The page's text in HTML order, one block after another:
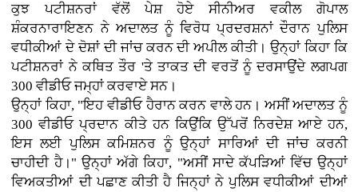
ਕੁਝ ਪਟੀਸ਼ਨਰਾਂ ਵੱਲੋਂ ਪੇਸ਼ ਹੋਏ ਸੀਨੀਅਰ ਵਕੀਲ ਗੋਪਾਲ
ਸ਼ੰਕਰਨਾਰਾਇਣਨ ਨੇ ਅਦਾਲਤ ਨੂੰ ਵਿਰੋਧ ਪ੍ਰਦਰਸ਼ਨਾਂ ਦੌਰਾਨ ਪੁਲਿਸ
ਵਧੀਕੀਆਂ ਦੇ ਦੋਸ਼ਾਂ ਦੀ ਜਾਂਚ ਕਰਨ ਦੀ ਅਪੀਲ ਕੀਤੀ। ਉਨ੍ਹਾਂ ਕਿਹਾ ਕਿ
ਪਟੀਸ਼ਨਰਾਂ ਨੇ ਕਥਿਤ ਤੌਰ 'ਤੇ ਤਾਕਤ ਦੀ ਵਰਤੋਂ ਨੂੰ ਦਰਸਾਉਂਦੇ ਲਗਪਗ
300 ਵੀਡੀਓ ਜਮ੍ਹਾਂ ਕਰਵਾਏ ਸਨ।
ਉਨ੍ਹਾਂ ਕਿਹਾ, "ਇਹ ਵੀਡੀਓ ਹੈਰਾਨ ਕਰਨ ਵਾਲੇ ਹਨ। ਅਸੀਂ ਅਦਾਲਤ ਨੂੰ
300 ਵੀਡੀਓ ਪ੍ਰਦਾਨ ਕੀਤੇ ਹਨ ਕਿਉਂਕਿ ਉੱਪਰੋਂ ਨਿਰਦੇਸ਼ ਆਏ ਹਨ,
ਇਸ ਲਈ ਪੁਲਿਸ ਕਮਿਸ਼ਨਰ ਨੂੰ ਉਨ੍ਹਾਂ ਸਾਰਿਆਂ ਦੀ ਜਾਂਚ ਕਰਨੀ
ਚਾਹੀਦੀ ਹੈ।" ਉਨ੍ਹਾਂ ਅੱਗੇ ਕਿਹਾ, "ਅਸੀਂ ਸਾਦੇ ਕੱਪੜਿਆਂ ਵਿੱਚ ਉਨ੍ਹਾਂ
ਵਿਅਕਤੀਆਂ ਦੀ ਪਛਾਣ ਕੀਤੀ ਹੈ ਜਿਨ੍ਹਾਂ ਨੇ ਪੁਲਿਸ ਵਧੀਕੀਆਂ ਦੀਆਂ